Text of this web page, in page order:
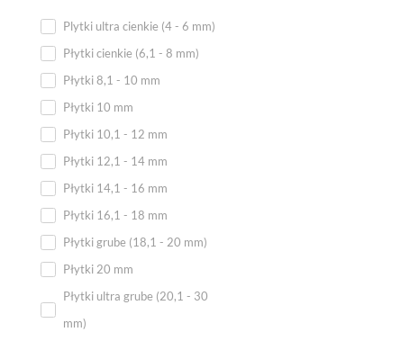
Plytki ultra cienkie (4 - 6 mm)
Płytki cienkie (6,1 - 8 mm)
Płytki 8,1 - 10 mm
Płytki 10 mm
Płytki 10,1 - 12 mm
Płytki 12,1 - 14 mm
Płytki 14,1 - 16 mm
Płytki 16,1 - 18 mm
Płytki grube (18,1 - 20 mm)
Płytki 20 mm
Płytki ultra grube (20,1 - 30
mm)